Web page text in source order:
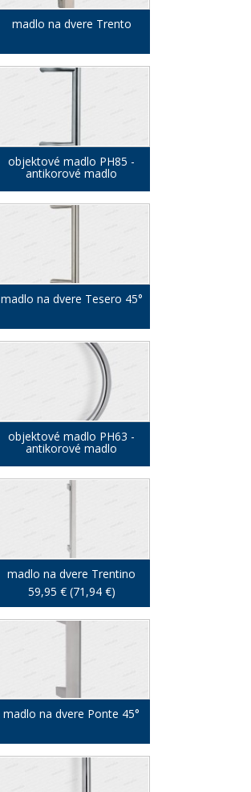
madlo na dvere Trento
objektové madlo PH85 -
antikorové madlo
madlo na dvere Tesero 45°
objektové madlo PH63 -
antikorové madlo
madlo na dvere Trentino
59,95 € (71,94 €)
madlo na dvere Ponte 45°